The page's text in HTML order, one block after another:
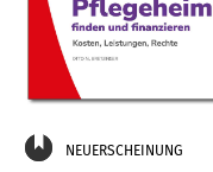
NEUERSCHEINUNG